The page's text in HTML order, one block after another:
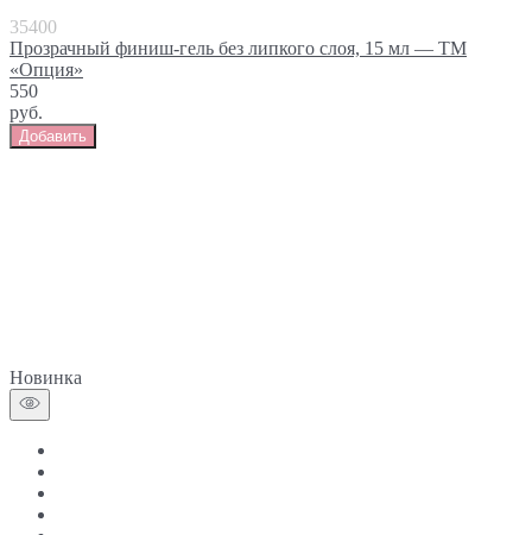
35400
Прозрачный финиш-гель без липкого слоя, 15 мл — ТМ
«Опция»
550
руб.
Добавить
Новинка